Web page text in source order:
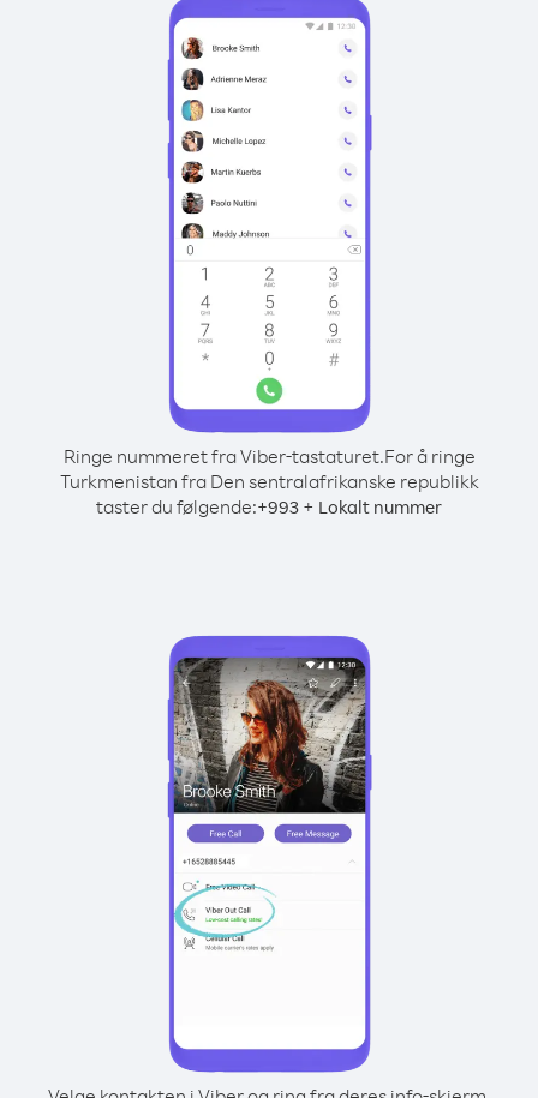
Ringe nummeret fra Viber-tastaturet.For å ringe
Turkmenistan fra Den sentralafrikanske republikk
taster du følgende:+993 + Lokalt nummer